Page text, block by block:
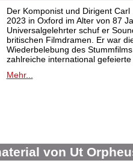
Der Komponist und Dirigent
2023 in Oxford im Alter von 87
Universalgelehrter schuf er
britischen Filmdramen. Er war
Wiederbelebung des
zahlreiche international
Mehr...
von Ut